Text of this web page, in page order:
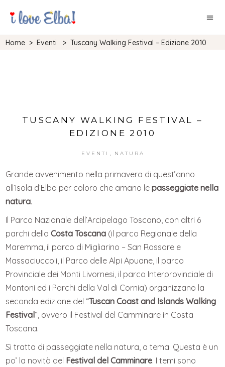
Home >Eventi >Tuscany Walking Festival – Edizione 2010
TUSCANY WALKING FESTIVAL –
EDIZIONE 2010
EVENTI , NATURA
Grande avvenimento nella primavera di quest’anno
all’Isola d’Elba per coloro che amano lepasseggiate nella
natura.
Il Parco Nazionale dell’Arcipelago Toscano, con altri 6
parchi dellaCosta Toscana (il parco Regionale della
Maremma, il parco di Migliarino – San Rossore e
Massaciuccoli, il Parco delle Alpi Apuane, il parco
Provinciale dei Monti Livornesi, il parco Interprovinciale di
Montoni ed i Parchi della Val di Cornia) organizzano la
seconda edizione del “Tuscan Coast and Islands Walking
Festival“, ovvero il Festival del Camminare in Costa
Toscana.
Si tratta di passeggiate nella natura, a tema. Questa è un
po’ la novità del Festival del Camminare. I temi sono